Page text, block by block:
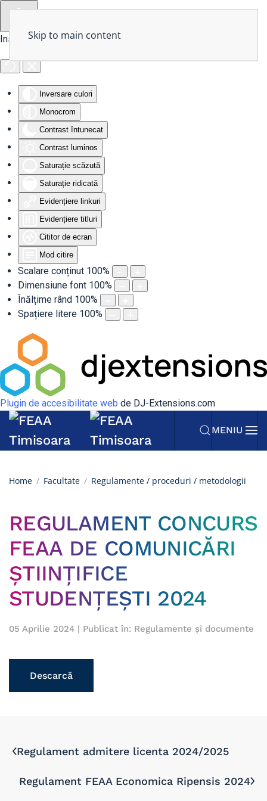
Instrumente de accesibilitate
Inversare culori
Monocrom
Contrast întunecat
Contrast luminos
Saturație scăzută
Saturație ridicată
Evidențiere linkuri
Evidențiere titluri
Cititor de ecran
Mod citire
Scalare conținut 100%
Dimensiune font 100%
Înălțime rând 100%
Spațiere litere 100%
Plugin de accesibilitate web de DJ-Extensions.com
Skip to main content
MENIU
Home Facultate Regulamente / proceduri / metodologii
REGULAMENT CONCURS
FEAA DE COMUNICĂRI
ŞTIINŢIFICE
STUDENŢEŞTI 2024
05 Aprilie 2024 | Publicat în: Regulamente și documente
Descarcă
Regulament admitere licenta 2024/2025
Regulament FEAA Economica Ripensis 2024